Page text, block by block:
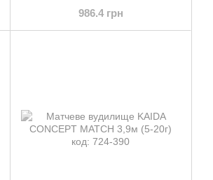
986.4 грн